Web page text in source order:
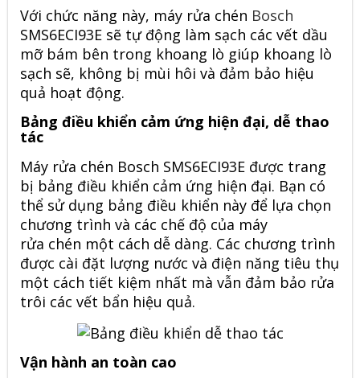
Với chức năng này, máy rửa chén Bosch
SMS6ECI93E sẽ tự động làm sạch các vết dầu
mỡ bám bên trong khoang lò giúp khoang lò
sạch sẽ, không bị mùi hôi và đảm bảo hiệu
quả hoạt động.
Bảng điều khiển cảm ứng hiện đại, dễ thao
tác
Máy rửa chén Bosch SMS6ECI93E được trang
bị bảng điều khiển cảm ứng hiện đại. Bạn có
thể sử dụng bảng điều khiển này để lựa chọn
chương trình và các chế độ của máy
rửa chén một cách dễ dàng. Các chương trình
được cài đặt lượng nước và điện năng tiêu thụ
một cách tiết kiệm nhất mà vẫn đảm bảo rửa
trôi các vết bẩn hiệu quả.
Vận hành an toàn cao